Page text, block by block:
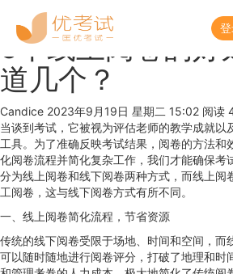
5个线上阅卷的好
道几个？
Candice 2023年9月19日 星期二 15:02 阅读
当谈到考试，它被视为评估老师的教学成就以
工具。为了准确反映考试结果，阅卷的方法和
化阅卷流程并简化复杂工作，我们才能确保考
分为线上阅卷和线下阅卷两种方式，而线上阅
工阅卷，这与线下阅卷方式有所不同。
一、线上阅卷简化流程，节省资源
传统的线下阅卷受限于场地、时间和空间，而
可以随时随地进行阅卷评分，打破了地理和时